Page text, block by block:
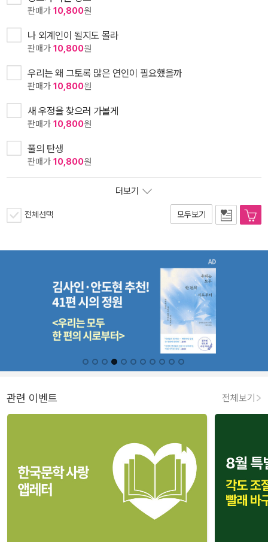
판매가 10,800원
나 외계인이 될지도 몰라
판매가 10,800원
우리는 왜 그토록 많은 연인이 필요했을까
판매가 10,800원
새 우정을 찾으러 가볼게
판매가 10,800원
풀의 탄생
판매가 10,800원
더보기
전체선택 모두보기
관련 이벤트 전체보기